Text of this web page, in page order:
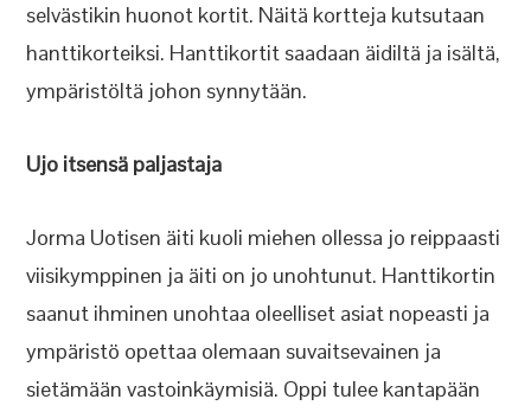
selvästikin huonot kortit. Näitä kortteja kutsutaan
hanttikorteiksi. Hanttikortit saadaan äidiltä ja isältä,
ympäristöltä johon synnytään.
Ujo itsensä paljastaja
Jorma Uotisen äiti kuoli miehen ollessa jo reippaasti
viisikymppinen ja äiti on jo unohtunut. Hanttikortin
saanut ihminen unohtaa oleelliset asiat nopeasti ja
ympäristö opettaa olemaan suvaitsevainen ja
sietämään vastoinkäymisiä. Oppi tulee kantapään